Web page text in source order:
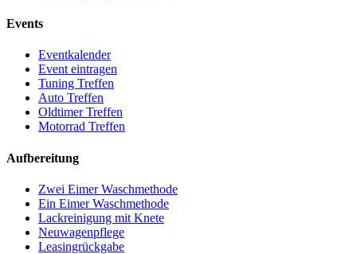
Events
Eventkalender
Event eintragen
Tuning Treffen
Auto Treffen
Oldtimer Treffen
Motorrad Treffen
Aufbereitung
Zwei Eimer Waschmethode
Ein Eimer Waschmethode
Lackreinigung mit Knete
Neuwagenpflege
Leasingrückgabe